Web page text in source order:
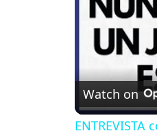
Watch on
ENTREVISTA